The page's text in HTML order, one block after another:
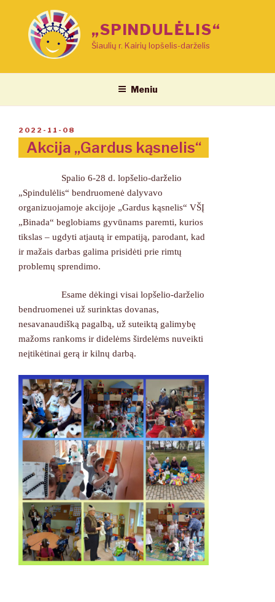
„SPINDULĖLIS“
Šiaulių r. Kairių lopšelis-darželis
Meniu
PASKELBTA
2022-11-08
Akcija „Gardus kąsnelis“
Spalio 6-28 d. lopšelio-darželio
„Spindulėlis“ bendruomenė dalyvavo
organizuojamoje akcijoje „Gardus kąsnelis“ VŠĮ
„Binada“ beglobiams gyvūnams paremti, kurios
tikslas – ugdyti atjautą ir empatiją, parodant, kad
ir mažais darbas galima prisidėti prie rimtų
problemų sprendimo.
Esame dėkingi visai lopšelio-darželio
bendruomenei už surinktas dovanas,
nesavanaudišką pagalbą, už suteiktą galimybę
mažoms rankoms ir didelėms širdelėms nuveikti
neįtikėtinai gerą ir kilnų darbą.